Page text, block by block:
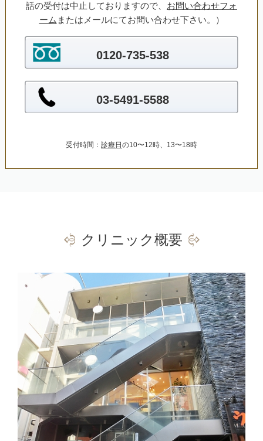
話の受付は中止しておりますので、 お問い合わせフォ
ーム またはメールにてお問い合わせ下さい。）
0120-735-538
03-5491-5588
受付時間： 診療日 の10〜12時、13〜18時
クリニック概要